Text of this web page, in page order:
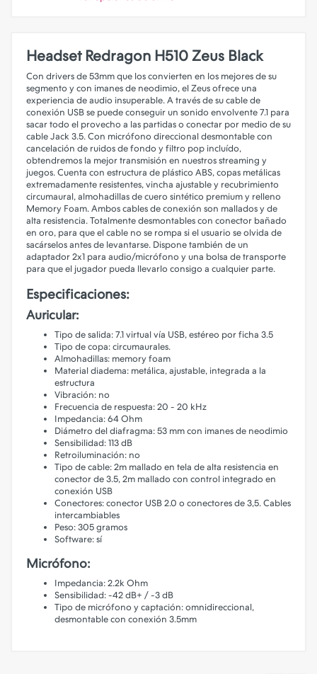
Headset Redragon H510 Zeus Black
Con drivers de 53mm que los convierten en los mejores de su
segmento y con imanes de neodimio, el Zeus ofrece una
experiencia de audio insuperable. A través de su cable de
conexión USB se puede conseguir un sonido envolvente 7.1 para
sacar todo el provecho a las partidas o conectar por medio de su
cable Jack 3.5. Con micrófono direccional desmontable con
cancelación de ruidos de fondo y filtro pop incluído,
obtendremos la mejor transmisión en nuestros streaming y
juegos. Cuenta con estructura de plástico ABS, copas metálicas
extremadamente resistentes, vincha ajustable y recubrimiento
circumaural, almohadillas de cuero sintético premium y relleno
Memory Foam. Ambos cables de conexión son mallados y de
alta resistencia. Totalmente desmontables con conector bañado
en oro, para que el cable no se rompa si el usuario se olvida de
sacárselos antes de levantarse. Dispone también de un
adaptador 2x1 para audio/micrófono y una bolsa de transporte
para que el jugador pueda llevarlo consigo a cualquier parte.
Especificaciones:
Auricular:
Tipo de salida: 7.1 virtual vía USB, estéreo por ficha 3.5
Tipo de copa: circumaurales.
Almohadillas: memory foam
Material diadema: metálica, ajustable, integrada a la
estructura
Vibración: no
Frecuencia de respuesta: 20 - 20 kHz
Impedancia: 64 Ohm
Diámetro del diafragma: 53 mm con imanes de neodimio
Sensibilidad: 113 dB
Retroiluminación: no
Tipo de cable: 2m mallado en tela de alta resistencia en
conector de 3.5, 2m mallado con control integrado en
conexión USB
Conectores: conector USB 2.0 o conectores de 3,5. Cables
intercambiables
Peso: 305 gramos
Software: sí
Micrófono:
Impedancia: 2.2k Ohm
Sensibilidad: -42 dB+ / -3 dB
Tipo de micrófono y captación: omnidireccional,
desmontable con conexión 3.5mm